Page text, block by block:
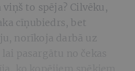
to spēja? Cilvēku,
cīņubiedrs, bet
norīkoja darbā uz
pasargātu no čekas